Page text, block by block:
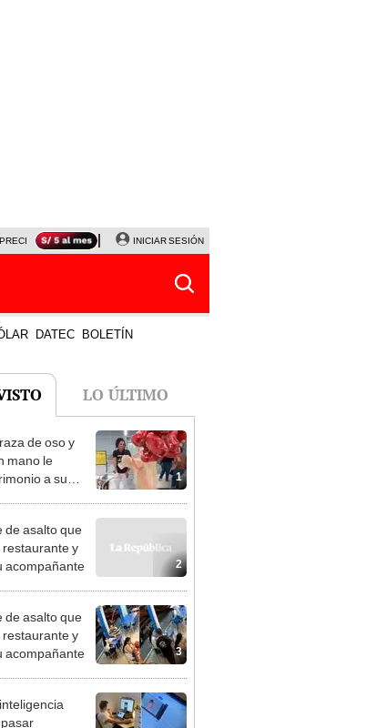
PRECIO DEL DÓLAR CORTE DE LUZ VIERNES 7 DE AGOSTO
INICIAR SESIÓN
DATEC BOLETÍN
LO ÚLTIMO
1
de oso y
mano le
a su
2
de asalto que
y
acompañante
3
de asalto que
y
acompañante